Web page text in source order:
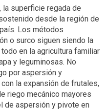
superficie regada de
desde la región de
Los métodos
o surco siguen siendo la
en la agricultura familiar
y leguminosas. No
por aspersión y
la expansión de frutales,
riego mecánico mayores
de aspersión y pivote en